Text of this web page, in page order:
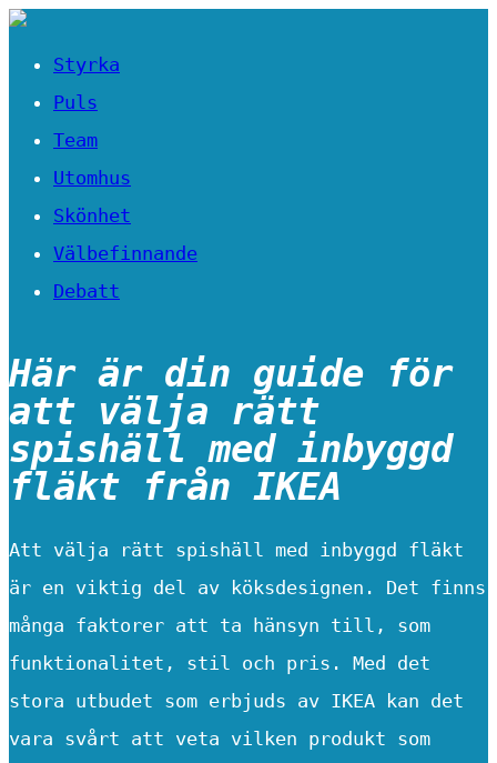
Styrka
Puls
Team
Utomhus
Skönhet
Välbefinnande
Debatt
Här är din guide för
att välja rätt
spishäll med inbyggd
fläkt från IKEA
Att välja rätt spishäll med inbyggd fläkt
är en viktig del av köksdesignen. Det finns
många faktorer att ta hänsyn till, som
funktionalitet, stil och pris. Med det
stora utbudet som erbjuds av IKEA kan det
vara svårt att veta vilken produkt som